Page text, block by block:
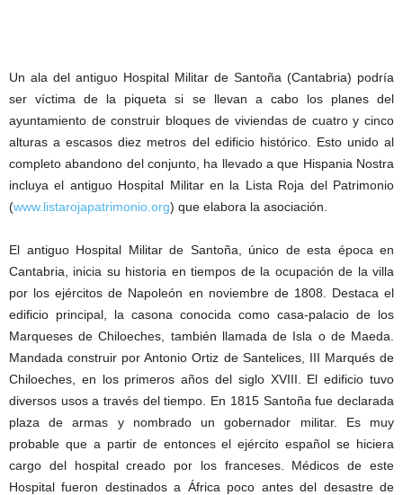
Un ala del antiguo Hospital Militar de Santoña (Cantabria) podría
ser víctima de la piqueta si se llevan a cabo los planes del
ayuntamiento de construir bloques de viviendas de cuatro y cinco
alturas a escasos diez metros del edificio histórico. Esto unido al
completo abandono del conjunto, ha llevado a que Hispania Nostra
incluya el antiguo Hospital Militar en la Lista Roja del Patrimonio
(www.listarojapatrimonio.org) que elabora la asociación.
El antiguo Hospital Militar de Santoña, único de esta época en
Cantabria, inicia su historia en tiempos de la ocupación de la villa
por los ejércitos de Napoleón en noviembre de 1808. Destaca el
edificio principal, la casona conocida como casa-palacio de los
Marqueses de Chiloeches, también llamada de Isla o de Maeda.
Mandada construir por Antonio Ortiz de Santelices, III Marqués de
Chiloeches, en los primeros años del siglo XVIII. El edificio tuvo
diversos usos a través del tiempo. En 1815 Santoña fue declarada
plaza de armas y nombrado un gobernador militar. Es muy
probable que a partir de entonces el ejército español se hiciera
cargo del hospital creado por los franceses. Médicos de este
Hospital fueron destinados a África poco antes del desastre de